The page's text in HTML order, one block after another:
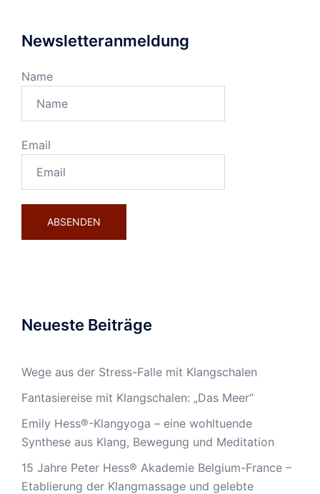
Newsletteranmeldung
Name
Email
Neueste Beiträge
Wege aus der Stress-Falle mit Klangschalen
Fantasiereise mit Klangschalen: „Das Meer“
Emily Hess®-Klangyoga – eine wohltuende
Synthese aus Klang, Bewegung und Meditation
15 Jahre Peter Hess® Akademie Belgium-France –
Etablierung der Klangmassage und gelebte